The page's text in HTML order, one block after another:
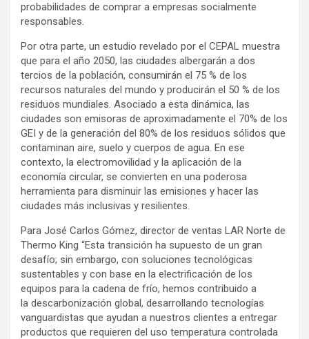
probabilidades de comprar a empresas socialmente
responsables.
Por otra parte, un estudio revelado por el CEPAL muestra
que para el año 2050, las ciudades albergarán a dos
tercios de la población, consumirán el 75 % de los
recursos naturales del mundo y producirán el 50 % de los
residuos mundiales. Asociado a esta dinámica, las
ciudades son emisoras de aproximadamente el 70% de los
GEI y de la generación del 80% de los residuos sólidos que
contaminan aire, suelo y cuerpos de agua. En ese
contexto, la electromovilidad y la aplicación de la
economía circular, se convierten en una poderosa
herramienta para disminuir las emisiones y hacer las
ciudades más inclusivas y resilientes.
Para José Carlos Gómez, director de ventas LAR Norte de
Thermo King “Esta transición ha supuesto de un gran
desafío; sin embargo, con soluciones tecnológicas
sustentables y con base en la electrificación de los
equipos para la cadena de frío, hemos contribuido a
la descarbonización global, desarrollando tecnologías
vanguardistas que ayudan a nuestros clientes a entregar
productos que requieren del uso temperatura controlada